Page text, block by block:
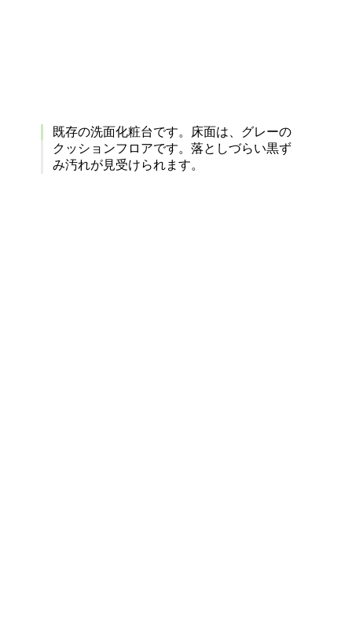
既存の洗面化粧台です。床面は、グレーの
クッションフロアです。落としづらい黒ず
み汚れが見受けられます。